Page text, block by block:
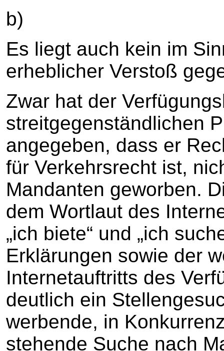
b)
Es liegt auch kein im
erheblicher Verstoß
Zwar hat der
streitgegenständlichen
angegeben, dass er
für Verkehrsrecht ist,
Mandanten geworben.
dem Wortlaut des
„ich biete“ und „ich
Erklärungen sowie der
Internetauftritts des
deutlich ein
werbende, in
stehende Suche nach